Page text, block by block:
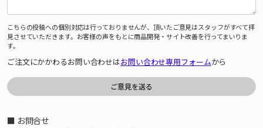
こちらの投稿への個別対応は行っておりませんが、頂いたご意見はスタッフがすべて拝
見させていただきます。お客様の声をもとに商品開発・サイト改善を行ってまいりま
す。
ご注文にかかわるお問い合わせはお問い合わせ専用フォームから
■ お問合せ